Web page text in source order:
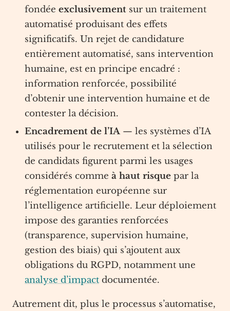
fondée exclusivement sur un traitement
automatisé produisant des effets
significatifs. Un rejet de candidature
entièrement automatisé, sans intervention
humaine, est en principe encadré :
information renforcée, possibilité
d’obtenir une intervention humaine et de
contester la décision.
Encadrement de l’IA— les systèmes d’IA
utilisés pour le recrutement et la sélection
de candidats figurent parmi les usages
considérés comme à haut risque par la
réglementation européenne sur
l’intelligence artificielle. Leur déploiement
impose des garanties renforcées
(transparence, supervision humaine,
gestion des biais) qui s’ajoutent aux
obligations du RGPD, notamment une
analyse d’impact documentée.
Autrement dit, plus le processus s’automatise,